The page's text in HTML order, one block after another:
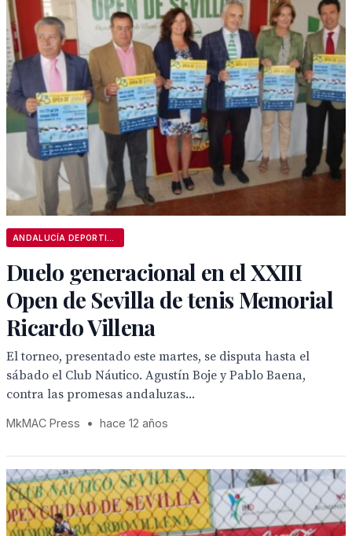
Duelo generacional en el XXIII
Open de Sevilla de tenis Memorial
Ricardo Villena
El torneo, presentado este martes, se disputa hasta el
sábado el Club Náutico. Agustín Boje y Pablo Baena,
contra las promesas andaluzas...
MkMAC Press • hace 12 años